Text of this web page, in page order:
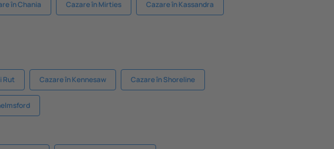
în Chania Cazare în Mirties Cazare în Kassandra
Rut Cazare în Kennesaw Cazare în Shoreline